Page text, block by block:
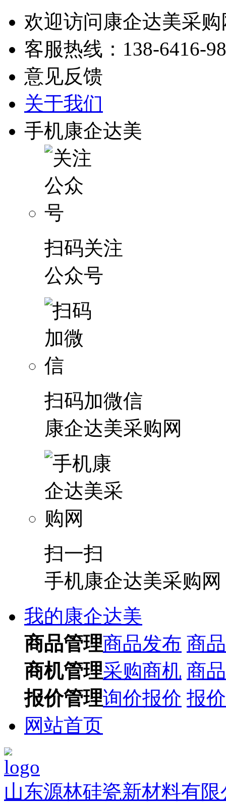
欢迎访问康企达美采购
客服热线： 138-6416-
意见反馈
关于我们
手机康企达美
扫码关注
公众号
扫码加微信
康企达美采购网
扫一扫
手机康企达美采购网
我的康企达美
商品管理商品发布 商
商机管理采购商机 商
报价管理询价报价 报
网站首页
山东源林硅瓷新材料有限